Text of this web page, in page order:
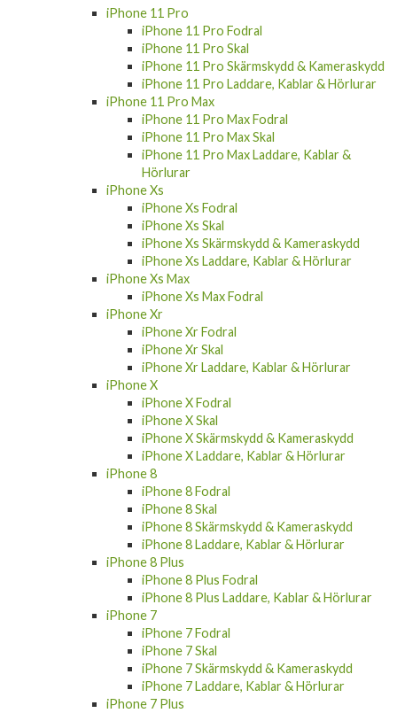
iPhone 11 Pro
iPhone 11 Pro Fodral
iPhone 11 Pro Skal
iPhone 11 Pro Skärmskydd & Kameraskydd
iPhone 11 Pro Laddare, Kablar & Hörlurar
iPhone 11 Pro Max
iPhone 11 Pro Max Fodral
iPhone 11 Pro Max Skal
iPhone 11 Pro Max Laddare, Kablar &
Hörlurar
iPhone Xs
iPhone Xs Fodral
iPhone Xs Skal
iPhone Xs Skärmskydd & Kameraskydd
iPhone Xs Laddare, Kablar & Hörlurar
iPhone Xs Max
iPhone Xs Max Fodral
iPhone Xr
iPhone Xr Fodral
iPhone Xr Skal
iPhone Xr Laddare, Kablar & Hörlurar
iPhone X
iPhone X Fodral
iPhone X Skal
iPhone X Skärmskydd & Kameraskydd
iPhone X Laddare, Kablar & Hörlurar
iPhone 8
iPhone 8 Fodral
iPhone 8 Skal
iPhone 8 Skärmskydd & Kameraskydd
iPhone 8 Laddare, Kablar & Hörlurar
iPhone 8 Plus
iPhone 8 Plus Fodral
iPhone 8 Plus Laddare, Kablar & Hörlurar
iPhone 7
iPhone 7 Fodral
iPhone 7 Skal
iPhone 7 Skärmskydd & Kameraskydd
iPhone 7 Laddare, Kablar & Hörlurar
iPhone 7 Plus